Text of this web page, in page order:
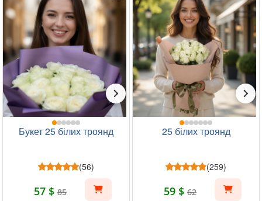
Букет 25 білих троянд
(56)
57 $ 85
25 білих троянд
(259)
59 $ 62